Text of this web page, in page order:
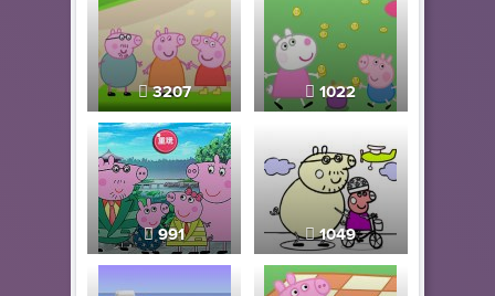
3207 1022
991 1049